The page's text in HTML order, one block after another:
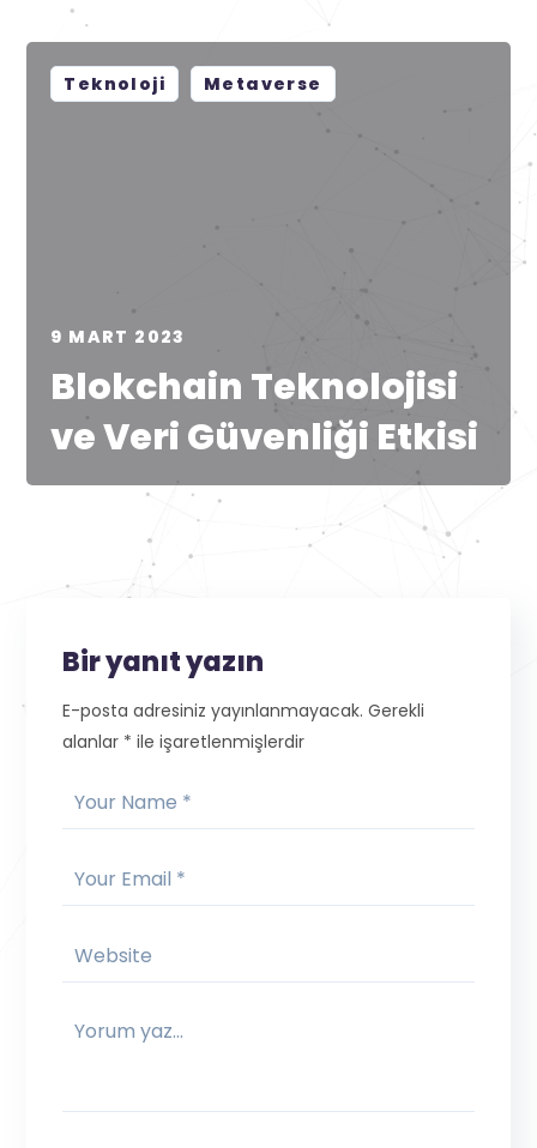
Teknoloji Metaverse
9 MART 2023
Blokchain Teknolojisi
ve Veri Güvenliği Etkisi
Bir yanıt yazın
E-posta adresiniz yayınlanmayacak. Gerekli
alanlar * ile işaretlenmişlerdir